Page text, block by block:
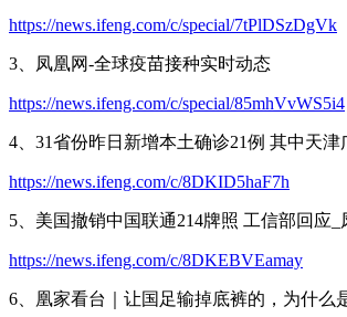
https://news.ifeng.com/c/special/7tPlDSzDgVk
3、凤凰网-全球疫苗接种实时动态
https://news.ifeng.com/c/special/85mhVvWS5i4
4、31省份昨日新增本土确诊21例 其中天津
https://news.ifeng.com/c/8DKID5haF7h
5、美国撤销中国联通214牌照 工信部回应_
https://news.ifeng.com/c/8DKEBVEamay
6、凰家看台｜让国足输掉底裤的，为什么